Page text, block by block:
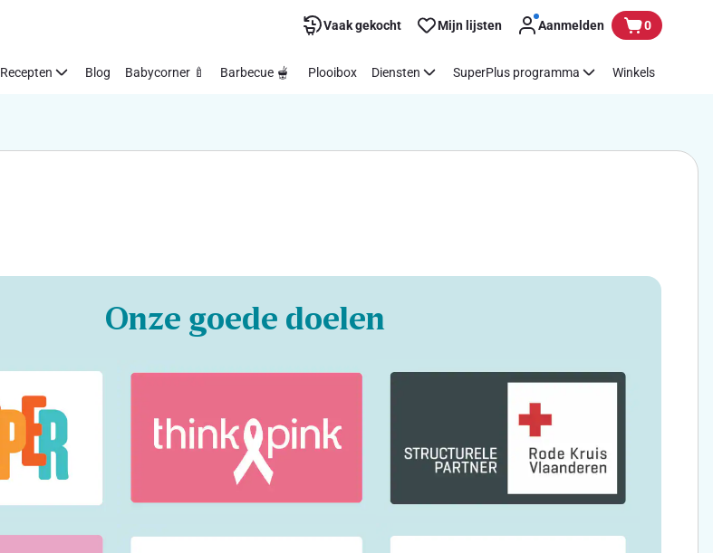
Vaak gekocht Mijn lijsten Aanmelden 0
Recepten Blog Babycorner 🍼 Barbecue 🫕 Plooibox Diensten SuperPlus programma Winkels
Onze goede doelen